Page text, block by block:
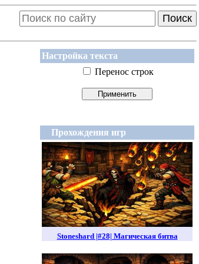
Поиск
Настройка текста
Перенос строк
Прохождения игр
Stoneshard |#28| Магическая битва